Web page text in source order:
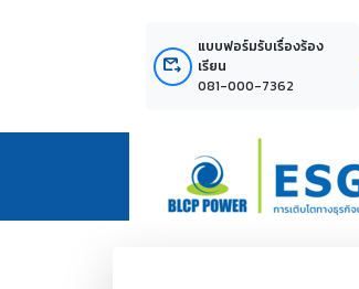
outgoing_mail
แบบฟอร์มรับเรื่องร้อง
เรียน
081-000-7362